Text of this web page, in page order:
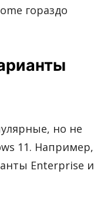
гораздо
но не
11. Например,
Enterprise и